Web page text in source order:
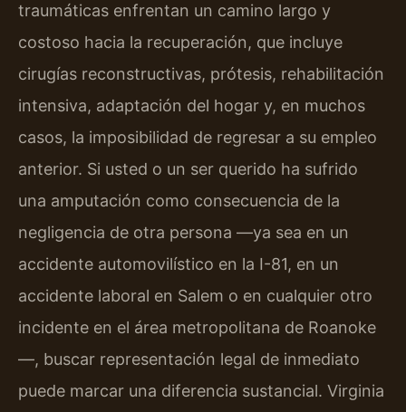
traumáticas enfrentan un camino largo y
costoso hacia la recuperación, que incluye
cirugías reconstructivas, prótesis, rehabilitación
intensiva, adaptación del hogar y, en muchos
casos, la imposibilidad de regresar a su empleo
anterior. Si usted o un ser querido ha sufrido
una amputación como consecuencia de la
negligencia de otra persona —ya sea en un
accidente automovilístico en la I-81, en un
accidente laboral en Salem o en cualquier otro
incidente en el área metropolitana de Roanoke
—, buscar representación legal de inmediato
puede marcar una diferencia sustancial. Virginia